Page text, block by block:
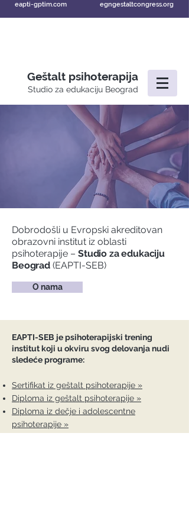
eapti-gptim.com egngestaltcongress.org
Geštalt psihoterapija
Studio za edukaciju Beograd
Dobrodošli u Evropski akreditovan
obrazovni institut iz oblasti
psihoterapije – Studio za edukaciju
Beograd(EAPTI-SEB)
O nama
EAPTI-SEB je psihoterapijski trening
institut koji u okviru svog delovanja nudi
sledeće programe:
Sertifikat iz geštalt psihoterapije »
Diploma iz geštalt psihoterapije »
Diploma iz dečje i adolescentne
psihoterapije »